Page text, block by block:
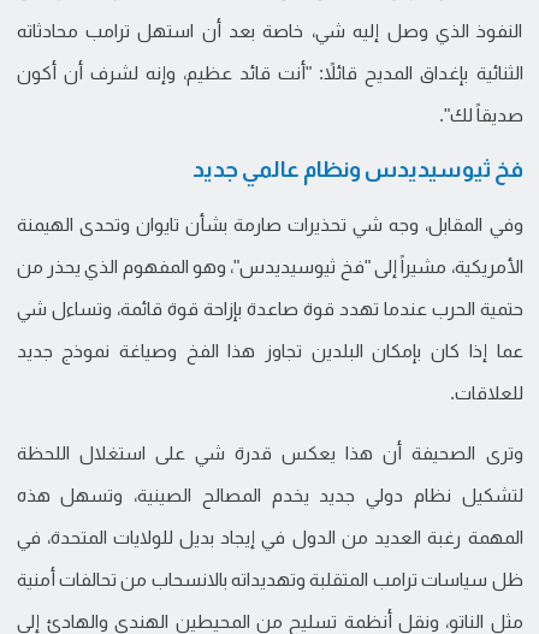
النفوذ الذي وصل إليه شي، خاصة بعد أن استهل ترامب محادثاته
الثنائية بإغداق المديح قائلاً: "أنت قائد عظيم، وإنه لشرف أن أكون
صديقاً لك".
فخ ثيوسيديدس ونظام عالمي جديد
وفي المقابل، وجه شي تحذيرات صارمة بشأن تايوان وتحدى الهيمنة
الأمريكية، مشيراً إلى "فخ ثيوسيديدس"، وهو المفهوم الذي يحذر من
حتمية الحرب عندما تهدد قوة صاعدة بإزاحة قوة قائمة، وتساءل شي
عما إذا كان بإمكان البلدين تجاوز هذا الفخ وصياغة نموذج جديد
للعلاقات.
وترى الصحيفة أن هذا يعكس قدرة شي على استغلال اللحظة
لتشكيل نظام دولي جديد يخدم المصالح الصينية، وتسهل هذه
المهمة رغبة العديد من الدول في إيجاد بديل للولايات المتحدة، في
ظل سياسات ترامب المتقلبة وتهديداته بالانسحاب من تحالفات أمنية
مثل الناتو، ونقل أنظمة تسليح من المحيطين الهندي والهادئ إلى